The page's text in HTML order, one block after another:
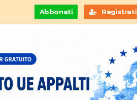
Abbonati Registrati